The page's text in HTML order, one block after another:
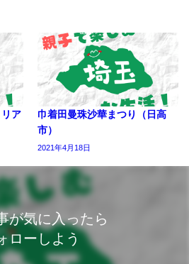
ア
巾着田曼珠沙華まつり（日高
市）
2021年4月18日
が気に入ったら
ローしよう